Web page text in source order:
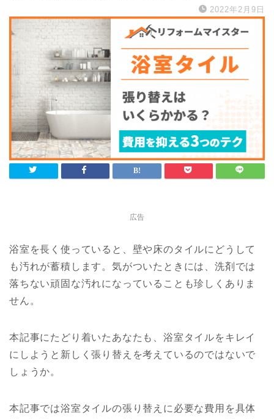
2022年2月9日
広告
浴室を長く使っていると、壁や床のタイルにどうして
も汚れが蓄積します。気がついたときには、洗剤では
落ちない頑固な汚れになっていることも珍しくありま
せん。
本記事にたどり着いたあなたも、浴室タイルをキレイ
にしようと新しく張り替えを考えているのではないで
しょうか。
本記事では浴室タイルの張り替えに必要な費用を具体